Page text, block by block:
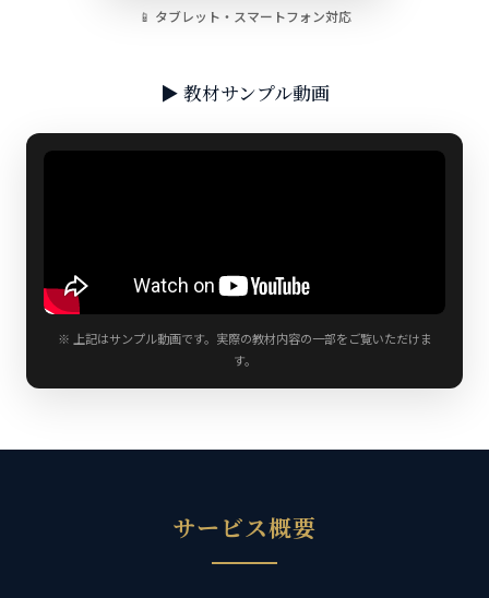
📱 タブレット・スマートフォン対応
▶ 教材サンプル動画
※ 上記はサンプル動画です。実際の教材内容の一部をご覧いただけま
す。
サービス概要